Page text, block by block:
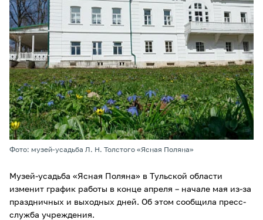
Фото: музей-усадьба Л. Н. Толстого «Ясная Поляна»
Музей-усадьба «Ясная Поляна» в Тульской области
изменит график работы в конце апреля – начале мая из-за
праздничных и выходных дней. Об этом сообщила пресс-
служба учреждения.